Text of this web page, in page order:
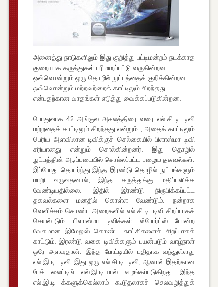
அனைத்து நாடுகளிலும் இது குறித்து பட்டிமன்றம் நடக்காத
குறையாக கருத்துகள் பரிமாறப்பட்டு வருகின்றன.
ஒவ்வொன்றும் ஒரு தொழில் நுட்பத்தைக் குறிக்கின்றன.
ஒவ்வொன்றும் மற்றவற்றைக் காட்டிலும் சிறந்தது
என்பதற்கான வாதங்கள் எடுத்து வைக்கப்படுகின்றன.
பொதுவாக 42 அங்குல அகலத்திரை வரை எல்.சி.டி. டிவி
மற்றதைக் காட்டிலும் சிறந்தது என்றும் , அதைக் காட்டிலும்
பெரிய அளவிலான டிவிக்குச் செல்கையில் பிளாஸ்மா டிவி
சரியானது என்றும் சொல்கின்றனர். இது தொழில்
நுட்பத்தின் அடிப்படையில் சொல்லப்பட்ட பழைய தகவல்கள்.
இப்போது தொடர்ந்து இந்த இரண்டு தொழில் நுட்பங்களும்
மாறி வருவதனால், இந்த கருத்துக்கு மதிப்பளிக்க
வேண்டியதில்லை. இதில் இரண்டு நிரூபிக்கப்பட்ட
தகவல்களை மனதில் கொள்ள வேண்டும். நன்றாக
வெளிச்சம் கொண்ட அறைகளில் எல்.சி.டி. டிவி சிறப்பாகச்
செயல்படும். பிளாஸ்மா டிவிக்கள் ஸ்போர்ட்ஸ் போன்ற
வேகமான இமேஜஸ் கொண்ட காட்சிகளைச் சிறப்பாகக்
காட்டும். இரண்டு வகை டிவிக்களும் பயன்படும் வாழ்நாள்
ஒரே அளவுதான். இந்த போட்டியில் புதிதாக வந்துள்ளது
எல்.இ.டி. டிவி. இது ஒரு எல்.சி.டி. டிவி, ஆனால் இதற்கான
பேக் லைட்டிங் எல்.இ.டி.யால் வழங்கப்படுகிறது. இந்த
எல்.இ.டி க்களுக்கெல்லாம் கூடுதலாகச் செலவழித்துக்